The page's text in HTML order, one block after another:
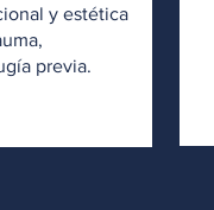
y estética
previa.